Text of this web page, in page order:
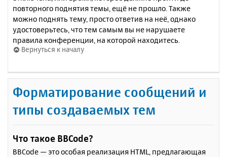
повторного поднятия темы, ещё не прошло. Также
можно поднять тему, просто ответив на неё, однако
удостоверьтесь, что тем самым вы не нарушаете
правила конференции, на которой находитесь.
Вернуться к началу
Форматирование сообщений и
типы создаваемых тем
Что такое BBCode?
BBCode — это особая реализация HTML, предлагающая